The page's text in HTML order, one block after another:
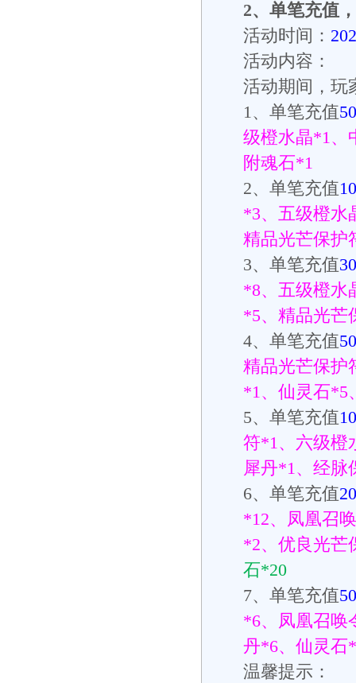
2、单笔充值
活动时间：
活动内容：
活动期间，玩
1、单笔充值
级橙水晶*1、
附魂石*1
2、单笔充值
*3、五级橙水
精品光芒保护
3、单笔充值
*8、五级橙水
*5、精品光芒
4、单笔充值
精品光芒保护
*1、仙灵石*5
5、单笔充值
符*1、六级橙
犀丹*1、经脉
6、单笔充值
*12、凤凰召
*2、优良光芒
石*20
7、单笔充值
*6、凤凰召唤
丹*6、仙灵石
温馨提示：